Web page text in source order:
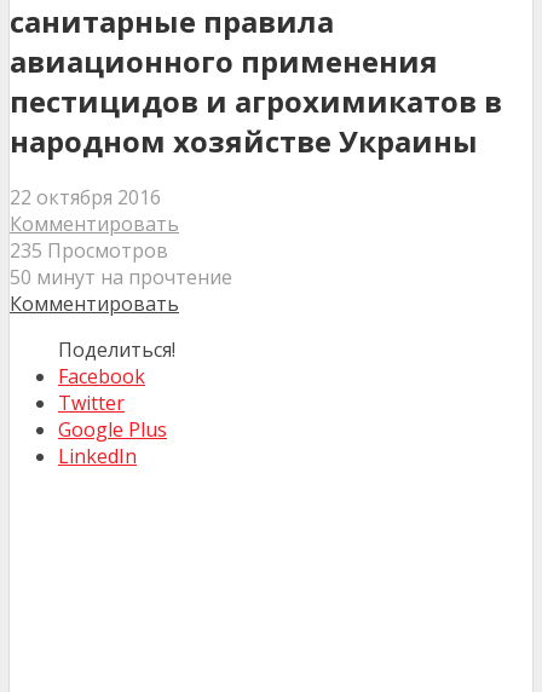
санитарные правила
авиационного применения
пестицидов и агрохимикатов в
народном хозяйстве Украины
22 октября 2016
Комментировать
235 Просмотров
50 минут на прочтение
Комментировать
Поделиться!
Facebook
Twitter
Google Plus
LinkedIn